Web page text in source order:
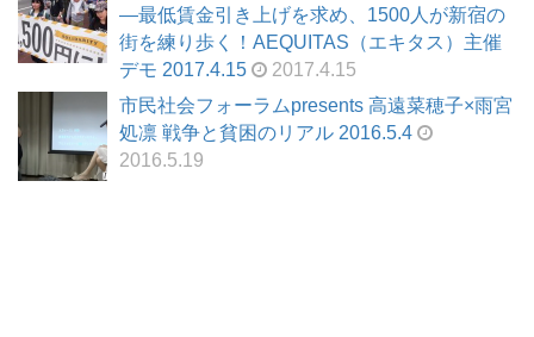
―最低賃金引き上げを求め、1500人が新宿の
街を練り歩く！AEQUITAS（エキタス）主催
デモ 2017.4.15
2017.4.15
市民社会フォーラムpresents 高遠菜穂子×雨宮
処凛 戦争と貧困のリアル 2016.5.4
2016.5.19